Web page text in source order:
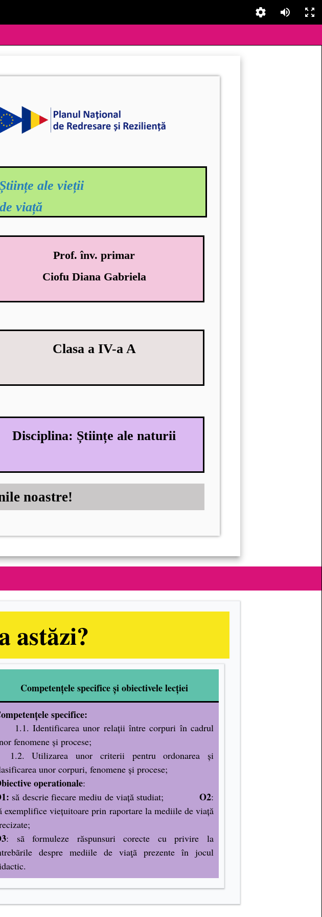
ale vieții
viață
Prof. înv. primar
Ciofu Diana Gabriela
Clasa a IV-a A
Disciplina: Științe ale naturii
noastre!
astăzi?
Competențele specifice și obiectivele lecției
specifice:
1.1. Identificarea unor relații între corpuri în cadrul
fenomene și procese;
1.2. Utilizarea unor criterii pentru ordonarea și
unor corpuri, fenomene și procese;
operationale:
să descrie fiecare mediu de viață studiat; O2:
exemplifice viețuitoare prin raportare la mediile de viață
: sã formuleze răspunsuri corecte cu privire la
despre mediile de viaţã prezente în jocul